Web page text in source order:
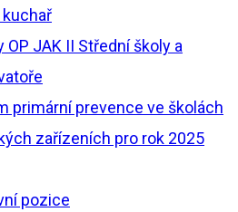
OP JAK II Střední školy a
primární prevence ve školách
zařízeních pro rok 2025
pozice